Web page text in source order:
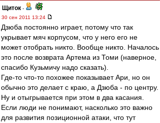
Щиток -
30 сен 2011 13:24
Дзюба постоянно играет, потому что так
укрывает мяч корпусом, что у него его не
может отобрать никто. Вообще никто. Началось
это после возврата Артема из Томи (наверное,
спасибо Кузьмичу надо сказать).
Где-то что-то похожее показывает Ари, но он
обычно это делает с краю, а Дзюба - по центру.
Ну и отыгрывается при этом в два касания.
Если люди не понимают, насколько это важно
для развития позиционной атаки, что тут